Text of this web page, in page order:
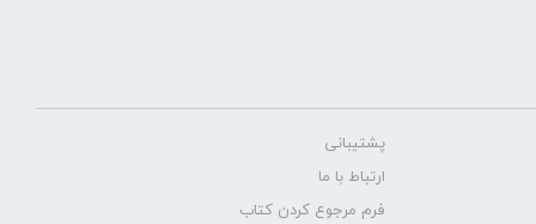
پشتیبانی
ارتباط با ما
فرم مرجوع کردن کتاب